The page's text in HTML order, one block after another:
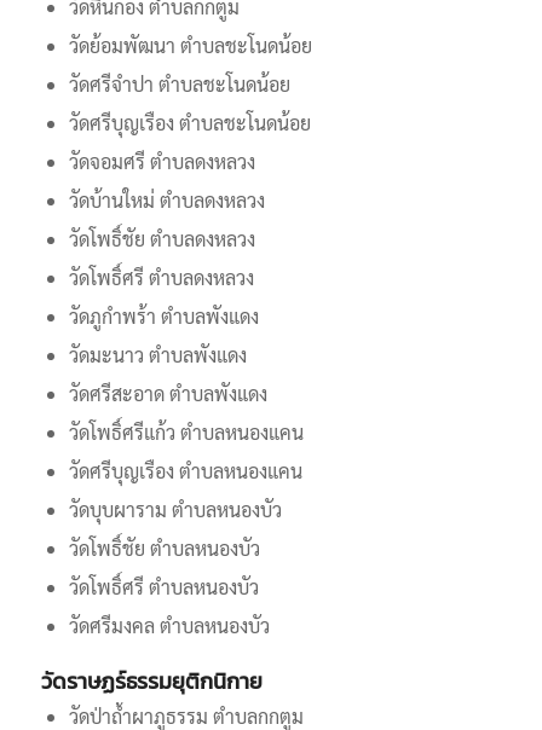
วัดหินกอง ตำบลกกตูม
วัดย้อมพัฒนา ตำบลชะโนดน้อย
วัดศรีจำปา ตำบลชะโนดน้อย
วัดศรีบุญเรือง ตำบลชะโนดน้อย
วัดจอมศรี ตำบลดงหลวง
วัดบ้านใหม่ ตำบลดงหลวง
วัดโพธิ์ชัย ตำบลดงหลวง
วัดโพธิ์ศรี ตำบลดงหลวง
วัดภูกำพร้า ตำบลพังแดง
วัดมะนาว ตำบลพังแดง
วัดศรีสะอาด ตำบลพังแดง
วัดโพธิ์ศรีแก้ว ตำบลหนองแคน
วัดศรีบุญเรือง ตำบลหนองแคน
วัดบุบผาราม ตำบลหนองบัว
วัดโพธิ์ชัย ตำบลหนองบัว
วัดโพธิ์ศรี ตำบลหนองบัว
วัดศรีมงคล ตำบลหนองบัว
วัดราษฏร์ธรรมยุติกนิกาย
วัดป่าถ้ำผาภูธรรม ตำบลกกตูม